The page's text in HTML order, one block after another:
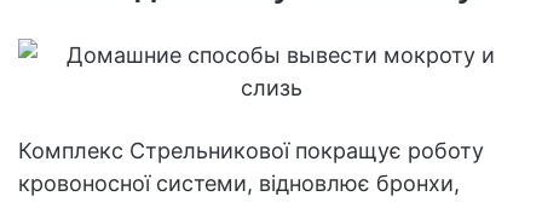
Комплекс Стрельникової покращує роботу
кровоносної системи, відновлює бронхи,